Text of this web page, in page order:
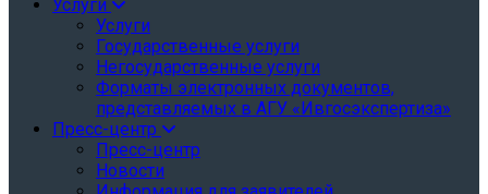
Услуги
Услуги
Государственные услуги
Негосударственные услуги
Форматы электронных документов,
представляемых в АГУ «Ивгосэкспертиза»
Пресс-центр
Пресс-центр
Новости